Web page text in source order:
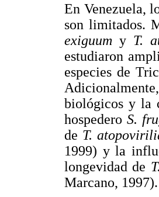
En Venezuela,
son limitados.
exiguum y T.
estudiaron
especies de
biológicos y la
hospederoS.
de T.
1999) y la
longevidad de
Marcano, 1997).